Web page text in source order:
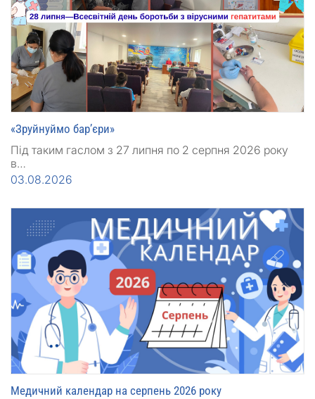
«Зруйнуймо бар’єри»
Під таким гаслом з 27 липня по 2 серпня 2026 року
в…
03.08.2026
Медичний календар на серпень 2026 року